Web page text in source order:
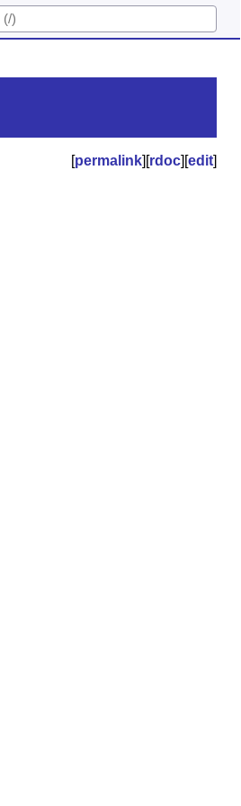
[permalink][rdoc][edit]